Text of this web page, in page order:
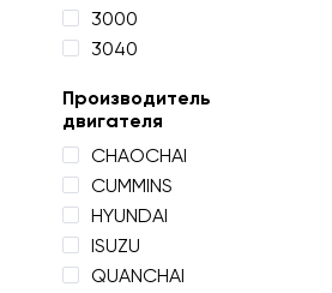
3000
3040
Производитель
двигателя
CHAOCHAI
CUMMINS
HYUNDAI
ISUZU
QUANCHAI